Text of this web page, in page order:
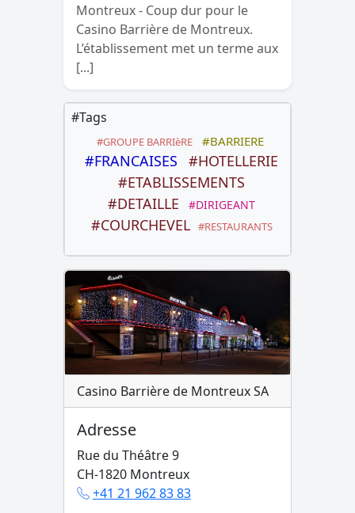
Montreux - Coup dur pour le
Casino Barrière de Montreux.
L’établissement met un terme aux
[...]
#Tags
#GROUPE BARRIèRE #BARRIERE
#FRANCAISES
#HOTELLERIE
#ETABLISSEMENTS
#DETAILLE
#DIRIGEANT
#COURCHEVEL #RESTAURANTS
Casino Barrière de Montreux SA
Adresse
Rue du Théâtre 9
CH-1820 Montreux
+41 21 962 83 83